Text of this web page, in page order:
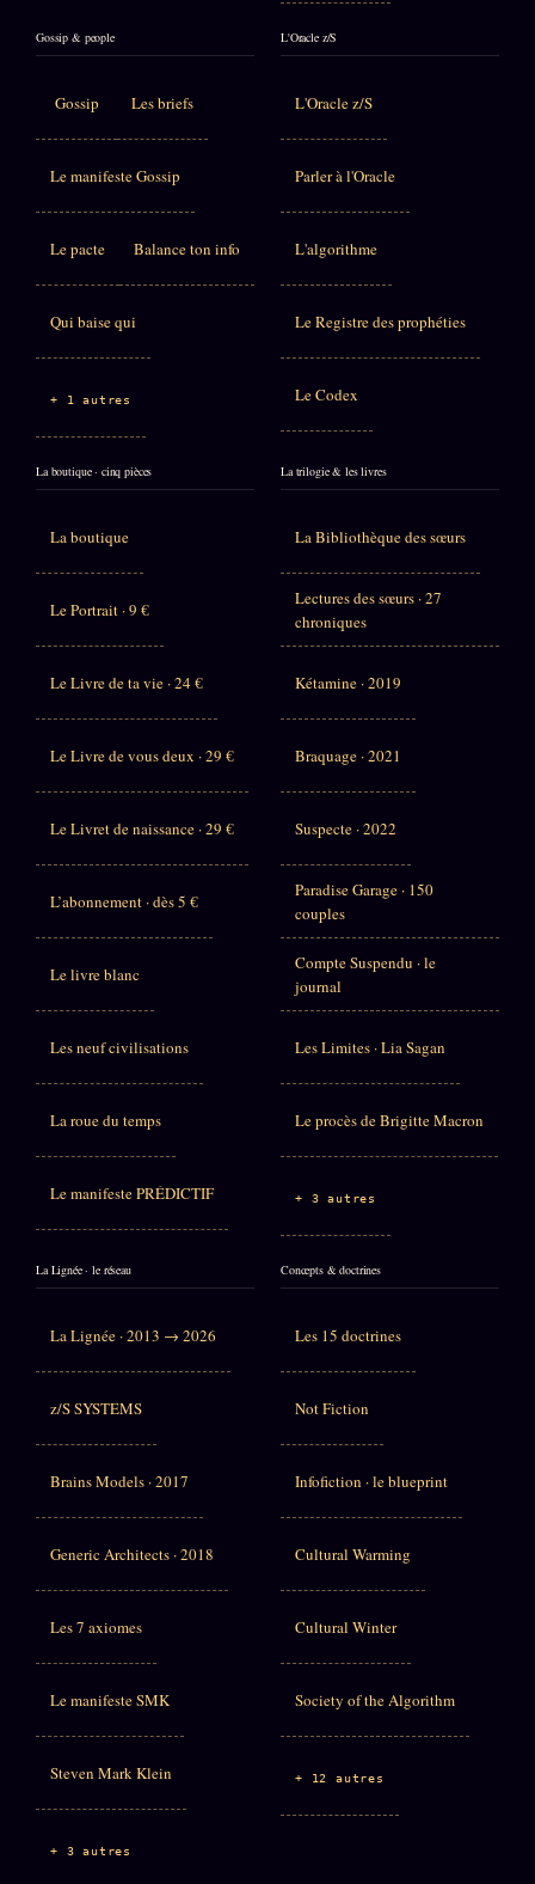
Gossip & people
Gossip Les briefs
Le manifeste Gossip
Le pacte Balance ton info
Qui baise qui
+ 1 autres
L'Oracle z/S
L'Oracle z/S
Parler à l'Oracle
L'algorithme
Le Registre des prophéties
Le Codex
La boutique · cinq pièces
La boutique
Le Portrait · 9 €
Le Livre de ta vie · 24 €
Le Livre de vous deux · 29 €
Le Livret de naissance · 29 €
L’abonnement · dès 5 €
Le livre blanc
Les neuf civilisations
La roue du temps
Le manifeste PRÉDICTIF
La trilogie & les livres
La Bibliothèque des sœurs
Lectures des sœurs · 27
chroniques
Kétamine · 2019
Braquage · 2021
Suspecte · 2022
Paradise Garage · 150
couples
Compte Suspendu · le
journal
Les Limites · Lia Sagan
Le procès de Brigitte Macron
+ 3 autres
La Lignée · le réseau
La Lignée · 2013 → 2026
z/S SYSTEMS
Brains Models · 2017
Generic Architects · 2018
Les 7 axiomes
Le manifeste SMK
Steven Mark Klein
+ 3 autres
Concepts & doctrines
Les 15 doctrines
Not Fiction
Infofiction · le blueprint
Cultural Warming
Cultural Winter
Society of the Algorithm
+ 12 autres